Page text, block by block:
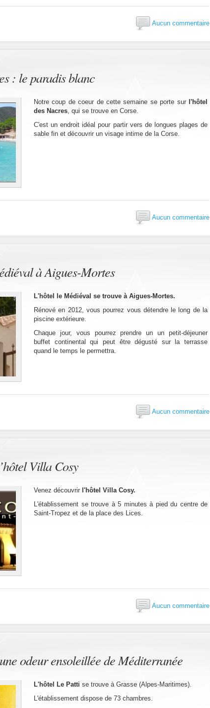
Aucun commentaire
: le paradis blanc
Notre coup de coeur de cette semaine se porte sur l'hôtel
des Nacres, qui se trouve en Corse.
C'est un endroit idéal pour partir vers de longues plages de
sable fin et découvrir un visage intime de la Corse.
Aucun commentaire
à Aigues-Mortes
L'hôtel le Médiéval se trouve à Aigues-Mortes.
Rénové en 2012, vous pourrez vous détendre le long de la
piscine extérieure.
Chaque jour, vous pourrez prendre un un petit-déjeuner
buffet continental qui peut être dégusté sur la terrasse
quand le temps le permettra.
Aucun commentaire
Villa Cosy
Venez découvrir l'hôtel Villa Cosy.
L'établissement se trouve à 5 minutes à pied du centre de
Saint-Tropez et de la place des Lices.
Aucun commentaire
odeur ensoleillée de Méditerranée
L'hôtel Le Patti se trouve à Grasse (Alpes-Maritimes).
L'établissement dispose de 73 chambres.